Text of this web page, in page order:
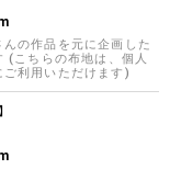
の作品を元に企画した
(こちらの布地は、個人
利用いただけます)